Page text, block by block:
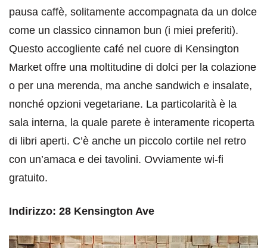
pausa caffè, solitamente accompagnata da un dolce
come un classico cinnamon bun (i miei preferiti).
Questo accogliente café nel cuore di Kensington
Market offre una moltitudine di dolci per la colazione
o per una merenda, ma anche sandwich e insalate,
nonché opzioni vegetariane. La particolarità è la
sala interna, la quale parete è interamente ricoperta
di libri aperti. C’è anche un piccolo cortile nel retro
con un’amaca e dei tavolini. Ovviamente wi-fi
gratuito.
Indirizzo: 28 Kensington Ave